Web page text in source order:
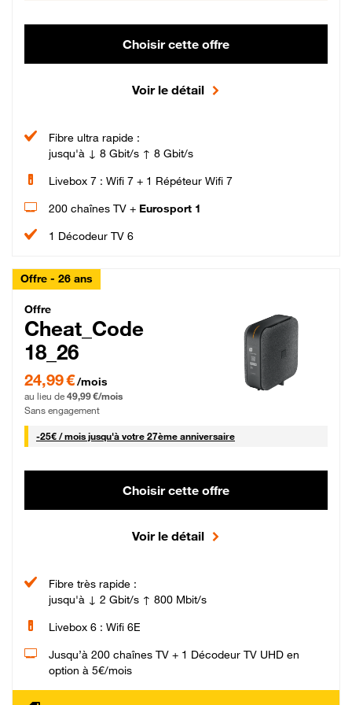
Choisir cette offre
Voir le détail
Fibre ultra rapide :
jusqu'à ↓ 8 Gbit/s ↑ 8 Gbit/s
Livebox 7 : Wifi 7 + 1 Répéteur Wifi 7
200 chaînes TV + Eurosport 1
1 Décodeur TV 6
Offre - 26 ans
Cheat_Code Fibre_18_26
Offre
Cheat_Code
18_26
24,99 € par mois pendant 0 mois puis 49,99 € par mois, Sans engagement
24,99 €/mois
au lieu de 49,99 €/mois
Sans engagement
-25€ / mois25 € par mois
jusqu'à votre 27ème anniversaire
Choisir cette offre
Voir le détail
Fibre très rapide :
jusqu'à ↓ 2 Gbit/s ↑ 800 Mbit/s
Livebox 6 : Wifi 6E
Jusqu’à 200 chaînes TV + 1 Décodeur TV UHD en
option à 5€/mois